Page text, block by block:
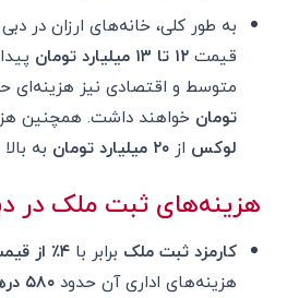
به طور کلی، خانه‌های ارزان در دبی
قیمت۱۲ تا ۱۳ میلیارد تومان
متوسط و اقتصادی نیز هزینه‌ای
تومان خواهند داشت. همچنین
لوکس از ۲۰ میلیارد تومان به
هزینه‌های ثبت ملک در
کارمزد ثبت ملک برابر با ۴٪ از قیمت خرید
هزینه‌های اداری آن حدود۵۸۰ درهم